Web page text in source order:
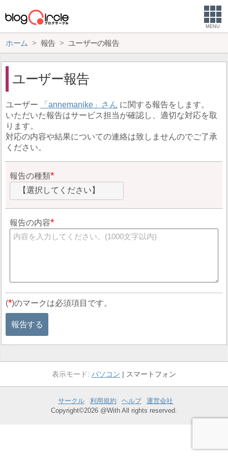
MENU
ホーム 報告 ユーザーの報告
ユーザー報告
ユーザー annemanike
に関する報告をします。
いただいた報告はサービス担当が確認し、適切な対応を取
ります。
対応の内容や結果についての連絡は致しませんのでご了承
ください。
報告の種類
【選択してください】
報告の内容
(*)のマークは必須項目です。
報告する
パソコン スマートフォン
サークル 利用規約 ヘルプ
運営会社
Copyright©2026 @With All rights reserved.